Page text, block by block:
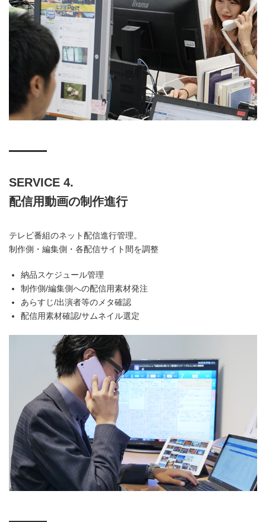
SERVICE 4.
配信用動画の制作進行
テレビ番組のネット配信進行管理。
制作側・編集側・各配信サイト間を調整
納品スケジュール管理
制作側/編集側への配信用素材発注
あらすじ/出演者等のメタ確認
配信用素材確認/サムネイル選定